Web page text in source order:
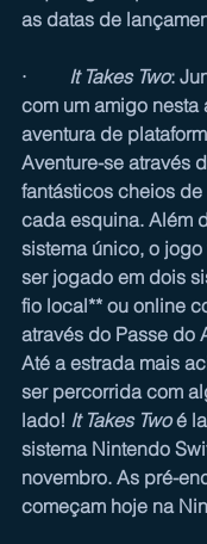
as datas de
· It Takes Two:
com um amigo nesta
aventura de
Aventure-se através
fantásticos cheios
cada esquina. Além
sistema único, o
ser jogado em dois
fio local** ou online
através do Passe do
Até a estrada mais
ser percorrida com
lado! It Takes Two é
sistema Nintendo
novembro. As pré-
começam hoje na